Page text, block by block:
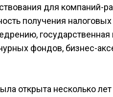
для компаний-
получения
фондов, бизнес-
открыта несколько